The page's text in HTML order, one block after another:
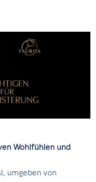
Wohlfühlen und
umgeben von